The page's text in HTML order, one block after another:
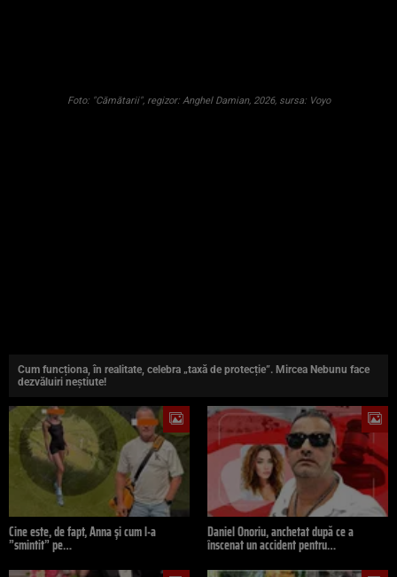
Foto: "Cămătarii", regizor: Anghel Damian, 2026, sursa: Voyo
Cum funcționa, în realitate, celebra „taxă de protecție”. Mircea Nebunu face
dezvăluiri neștiute!
Cine este, de fapt, Anna și cum l-a
”smintit” pe…
Daniel Onoriu, anchetat după ce a
înscenat un accident pentru…